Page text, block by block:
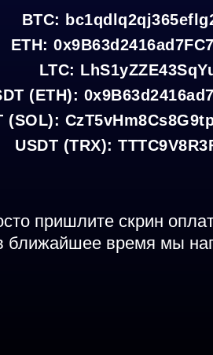
BTC:
ETH:
LTC:
(ETH):
(SOL):
USDT (TRX):
пришлите скрин
ближайшее время мы